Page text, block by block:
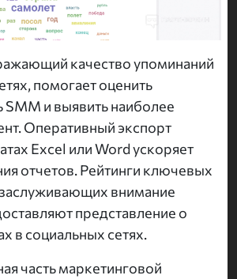
качество упоминаний
помогает оценить
и выявить наиболее
Оперативный экспорт
Excel или Word ускоряет
отчетов. Рейтинги ключевых
внимание
представление о
в социальных сетях.
часть маркетинговой